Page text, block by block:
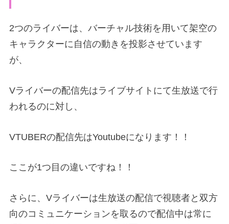
2つのライバーは、バーチャル技術を用いて架空の
キャラクターに自信の動きを投影させています
が、
Vライバーの配信先はライブサイトにて生放送で行
われるのに対し、
VTUBERの配信先はYoutubeになります！！
ここが1つ目の違いですね！！
さらに、Vライバーは生放送の配信で視聴者と双方
向のコミュニケーションを取るので配信中は常に